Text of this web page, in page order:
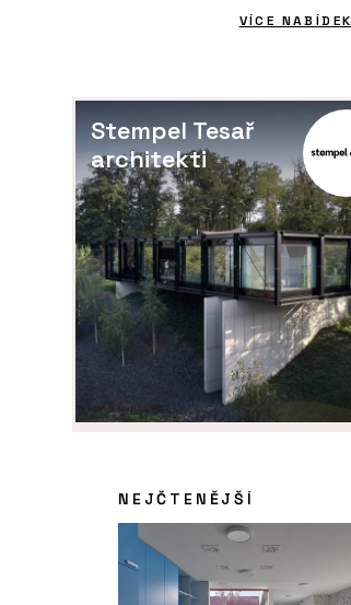
VÍCE NABÍDEK
Stempel Tesař
architekti
NEJČTENĚJŠÍ